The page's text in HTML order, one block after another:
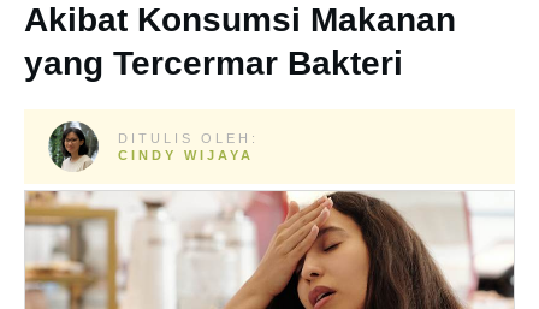
Akibat Konsumsi Makanan
yang Tercermar Bakteri
DITULIS OLEH:
CINDY WIJAYA